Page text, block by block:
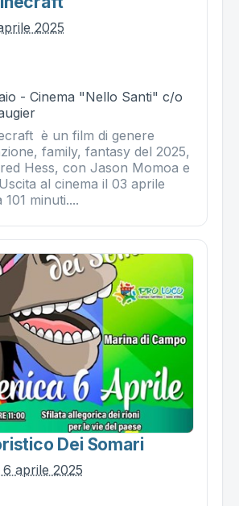
2025
- Cinema "Nello Santi" c/o
è un film di genere
family, fantasy del 2025,
Hess, con Jason Momoa e
al cinema il 03 aprile
minuti....
Dei Somari
aprile 2025